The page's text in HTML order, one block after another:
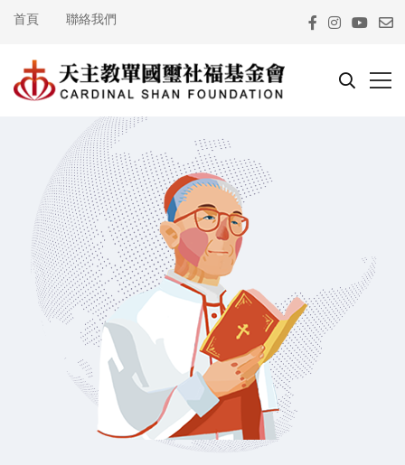
首頁 聯絡我們